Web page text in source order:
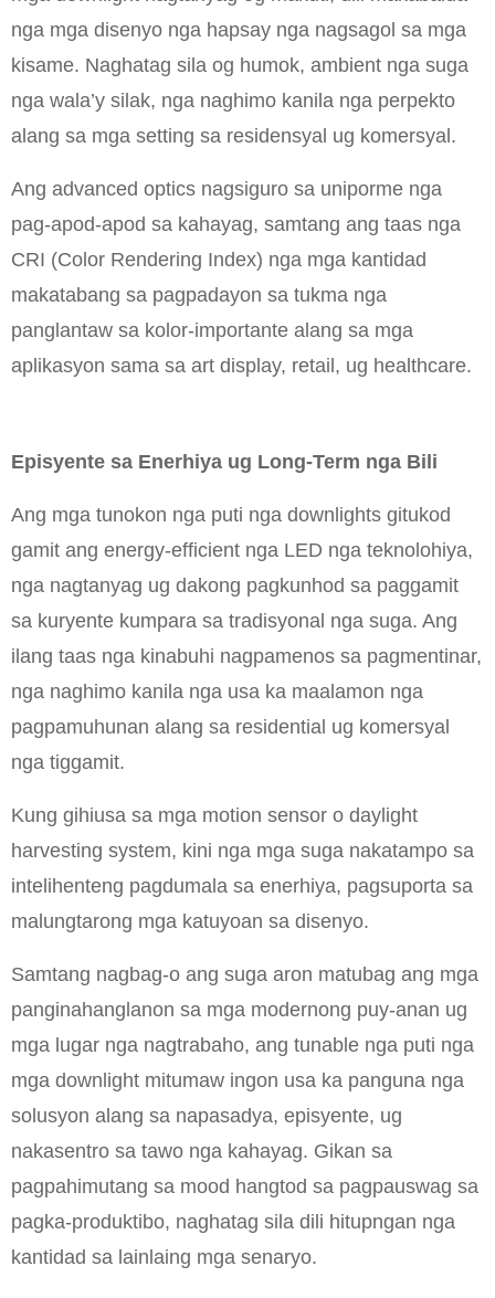
nga mga disenyo nga hapsay nga nagsagol sa mga
kisame. Naghatag sila og humok, ambient nga suga
nga wala’y silak, nga naghimo kanila nga perpekto
alang sa mga setting sa residensyal ug komersyal.
Ang advanced optics nagsiguro sa uniporme nga
pag-apod-apod sa kahayag, samtang ang taas nga
CRI (Color Rendering Index) nga mga kantidad
makatabang sa pagpadayon sa tukma nga
panglantaw sa kolor-importante alang sa mga
aplikasyon sama sa art display, retail, ug healthcare.
Episyente sa Enerhiya ug Long-Term nga Bili
Ang mga tunokon nga puti nga downlights gitukod
gamit ang energy-efficient nga LED nga teknolohiya,
nga nagtanyag ug dakong pagkunhod sa paggamit
sa kuryente kumpara sa tradisyonal nga suga. Ang
ilang taas nga kinabuhi nagpamenos sa pagmentinar,
nga naghimo kanila nga usa ka maalamon nga
pagpamuhunan alang sa residential ug komersyal
nga tiggamit.
Kung gihiusa sa mga motion sensor o daylight
harvesting system, kini nga mga suga nakatampo sa
intelihenteng pagdumala sa enerhiya, pagsuporta sa
malungtarong mga katuyoan sa disenyo.
Samtang nagbag-o ang suga aron matubag ang mga
panginahanglanon sa mga modernong puy-anan ug
mga lugar nga nagtrabaho, ang tunable nga puti nga
mga downlight mitumaw ingon usa ka panguna nga
solusyon alang sa napasadya, episyente, ug
nakasentro sa tawo nga kahayag. Gikan sa
pagpahimutang sa mood hangtod sa pagpauswag sa
pagka-produktibo, naghatag sila dili hitupngan nga
kantidad sa lainlaing mga senaryo.